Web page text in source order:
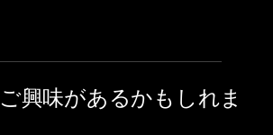
ご興味があるかもしれま